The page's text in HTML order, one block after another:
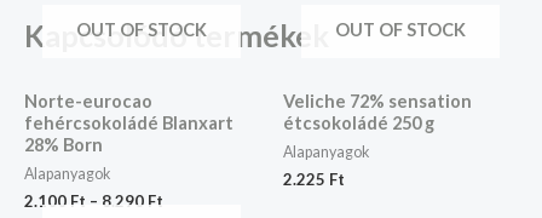
Kapcsolódó termékek
OUT OF STOCK
Norte-eurocao
fehércsokoládé Blanxart
28% Born
Alapanyagok
2.100 Ft – 8.290 Ft
OUT OF STOCK
Veliche 72% sensation
étcsokoládé 250 g
Alapanyagok
2.225 Ft